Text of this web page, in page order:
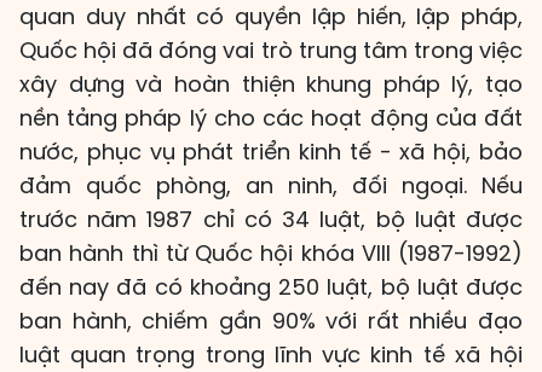
quan duy nhất có quyền lập hiến, lập pháp,
Quốc hội đã đóng vai trò trung tâm trong việc
xây dựng và hoàn thiện khung pháp lý, tạo
nền tảng pháp lý cho các hoạt động của đất
nước, phục vụ phát triển kinh tế - xã hội, bảo
đảm quốc phòng, an ninh, đối ngoại. Nếu
trước năm 1987 chỉ có 34 luật, bộ luật được
ban hành thì từ Quốc hội khóa VIII (1987-1992)
đến nay đã có khoảng 250 luật, bộ luật được
ban hành, chiếm gần 90% với rất nhiều đạo
luật quan trọng trong lĩnh vực kinh tế xã hội